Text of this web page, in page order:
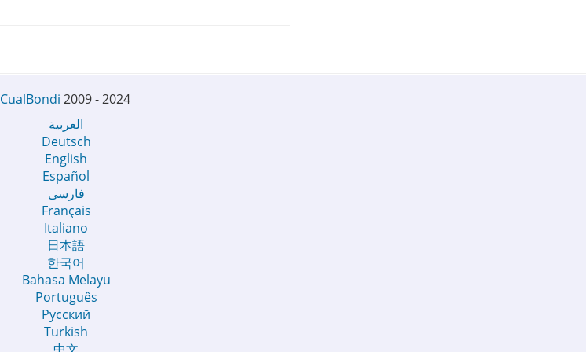
CualBondi 2009 - 2024
العربية
Deutsch
English
Español
فارسی
Français
Italiano
日本語
한국어
Bahasa Melayu
Português
Русский
Turkish